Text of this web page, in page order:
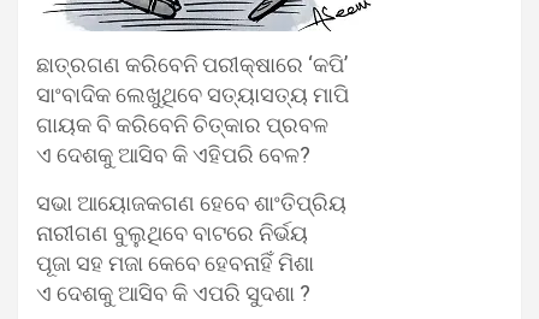
ଛାତ୍ରଗଣ କରିବେନି ପରୀକ୍ଷାରେ ‘କପି’
ସାଂବାଦିକ ଲେଖୁଥିବେ ସତ୍ୟାସତ୍ୟ ମାପି
ଗାୟକ ବି କରିବେନି ଚିତ୍କାର ପ୍ରବଳ
ଏ ଦେଶକୁ ଆସିବ କି ଏହିପରି ବେଳ?
ସଭା ଆୟୋଜକଗଣ ହେବେ ଶାଂତିପ୍ରିୟ
ନାରୀଗଣ ବୁଲୁଥିବେ ବାଟରେ ନିର୍ଭୟ
ପୂଜା ସହ ମଜା କେବେ ହେବନାହିଁ ମିଶା
ଏ ଦେଶକୁ ଆସିବ କି ଏପରି ସୁଦଶା ?